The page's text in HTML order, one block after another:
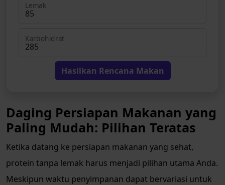
Lemak
Karbohidrat
Hasilkan Rencana Makan
Daging Persiapan Makanan yang
Paling Mudah: Pilihan Teratas
Ketika datang ke persiapan makanan yang sehat,
protein tanpa lemak harus menjadi pilihan utama Anda.
Meskipun waktu penyimpanan dapat bervariasi untuk